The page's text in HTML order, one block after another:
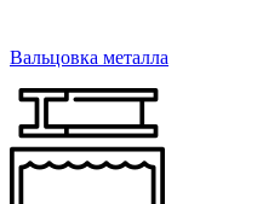
Вальцовка металла